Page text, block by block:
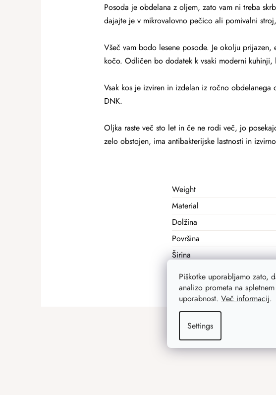
Piškotke uporabljamo zato,
analizo prometa na
uporabnost. Več informacij.
Settings
Posoda je obdelana z oljem, zato vam ni treba
dajajte je v mikrovalovno pečico ali pomivalni
Všeč vam bodo lesene posode. Je okolju
kočo. Odličen bo dodatek k vsaki moderni
Vsak kos je izviren in izdelan iz ročno
DNK.
Oljka raste več sto let in če ne rodi več, jo
zelo obstojen, ima antibakterijske lastnosti in
Weight
Material
Dolžina
Površina
Širina
Višina